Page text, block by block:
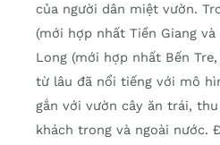
của người dân miệt vườn.
(mới hợp nhất Tiền Giang
Long (mới hợp nhất Bến
từ lâu đã nổi tiếng với mô
gắn với vườn cây ăn trái,
khách trong và ngoài nước.